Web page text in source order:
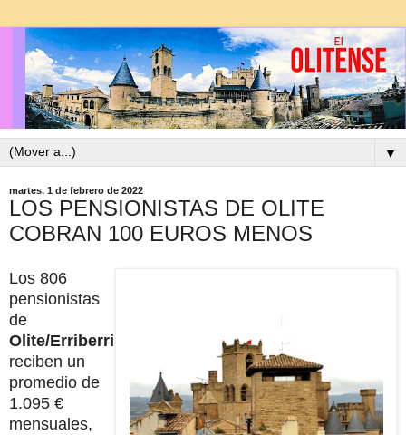
▼
martes, 1 de febrero de 2022
LOS PENSIONISTAS DE OLITE
COBRAN 100 EUROS MENOS
Los 806
pensionistas
de
Olite/Erriberri
reciben un
promedio de
1.095 €
mensuales,